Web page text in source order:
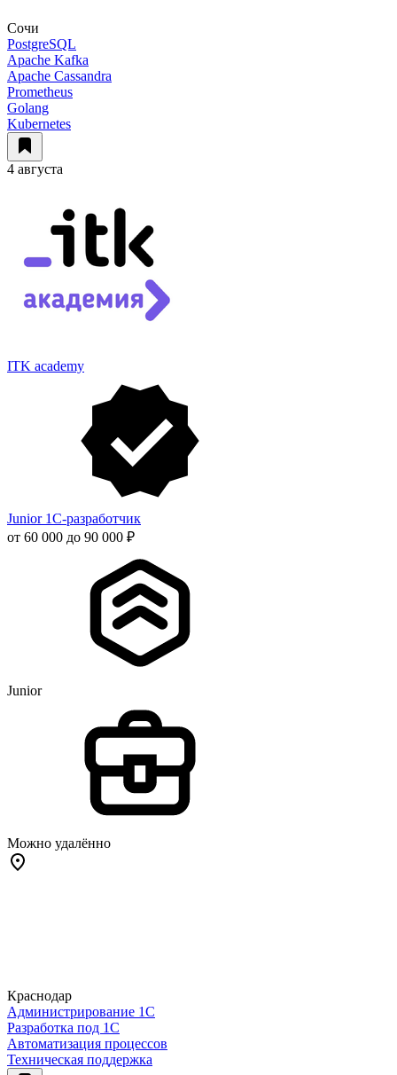
Сочи
PostgreSQL
Apache Kafka
Apache Cassandra
Prometheus
Golang
Kubernetes
4 августа
ITK academy
Junior 1С-разработчик
от 60 000 до 90 000 ₽
Junior
Можно удалённо
Краснодар
Администрирование 1С
Разработка под 1С
Автоматизация процессов
Техническая поддержка